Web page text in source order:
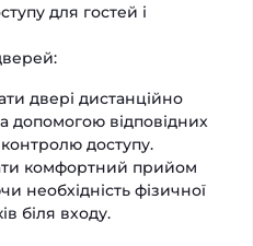
для гостей і
двері дистанційно
допомогою відповідних
доступу.
комфортний прийом
необхідність фізичної
біля входу.